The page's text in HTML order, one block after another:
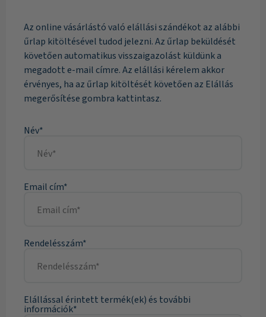
Az online vásárlástó való elállási szándékot az alábbi
űrlap kitöltésével tudod jelezni. Az űrlap beküldését
követően automatikus visszaigazolást küldünk a
megadott e-mail címre. Az elállási kérelem akkor
érvényes, ha az űrlap kitöltését követően az Elállás
megerősítése gombra kattintasz.
Név*
Email cím*
Rendelésszám*
Elállással érintett termék(ek) és további
információk*